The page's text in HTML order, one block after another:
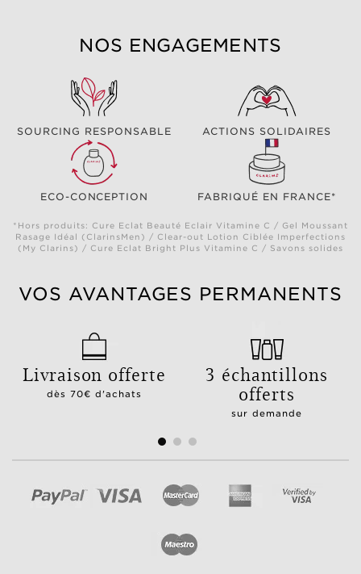
NOS ENGAGEMENTS
SOURCING RESPONSABLE ACTIONS SOLIDAIRES
ECO-CONCEPTION FABRIQUÉ EN FRANCE*
*Hors produits: Cure Eclat Beauté Eclair Vitamine C / Gel Moussant
Rasage Idéal (ClarinsMen) / Clear-out Lotion Ciblée Imperfections
(My Clarins) / Cure Eclat Bright Plus Vitamine C / Savons solides
VOS AVANTAGES PERMANENTS
Livraison offerte
dès 70€ d'achats
3 échantillons
offerts
sur demande